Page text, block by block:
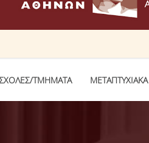
ΤΜΗΜΑΤΑ ΜΕΤΑΠΤΥΧΙΑΚΑ